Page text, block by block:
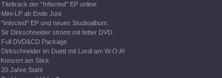
Titeltrack der "Infected" EP online.
Mini-LP ab Ende Juni
"Infected" EP und neues Studioalbum.
Sir Dirkschneider stromt mit fetter DVD.
Full DVD&CD Package
Dirkschneider im Duett mit Lordi am W:O:A!
Konzert am Stick
20 Jahre Stahl